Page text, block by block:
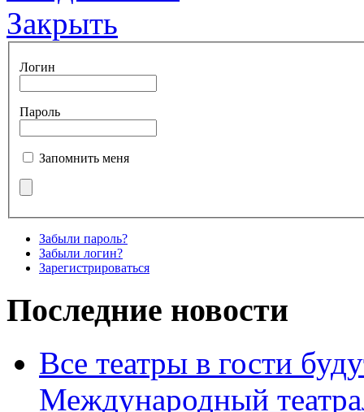
Закрыть
Логин
Пароль
Запомнить меня
Забыли пароль?
Забыли логин?
Зарегистрироваться
Последние новости
Все театры в гости
Международный